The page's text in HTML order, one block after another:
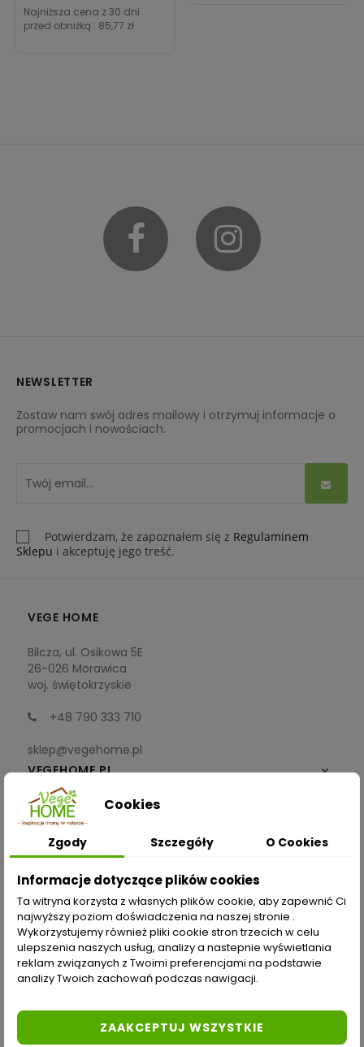
Najniższa cena z 30 dni
przed obniżką : 85,77 zł
Facebook
NEWSLETTER
Zostaw nam swój adres mailowy i otrzymuj informacje o
promocjach i nowościach.
Potwierdzam, że zapoznałem się z Regulaminem
Sklepu i akceptuję jego treść.
VEGE HOME
Bilcza, ul. Osikowa 5E
26-026 Morawica
woj. świętokrzyskie
+48 790 333 710
sklep@vegehome.pl
VEGEHOME.PL

INFORMACJE
ZAKUPY
Moje konto
Opcje dostawy
Metody płatności
Cookies
Zgody Szczegóły O Cookies
Informacje dotyczące plików cookies
Ta witryna korzysta z własnych plików cookie, aby zapewnić Ci
najwyższy poziom doświadczenia na naszej stronie .
Wykorzystujemy również pliki cookie stron trzecich w celu
ulepszenia naszych usług, analizy a nastepnie wyświetlania
reklam związanych z Twoimi preferencjami na podstawie
analizy Twoich zachowań podczas nawigacji.
ZAAKCEPTUJ WSZYSTKIE
Odstąp od umowy tutaj